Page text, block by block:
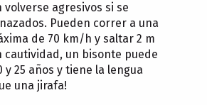
volverse agresivos si se
Pueden correr a una
de 70 km/h y saltar 2 m
cautividad, un bisonte puede
25 años y tiene la lengua
una jirafa!